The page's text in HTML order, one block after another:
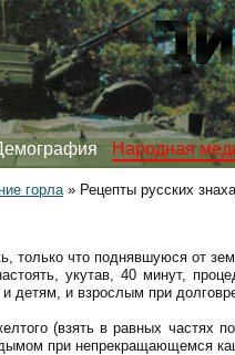
Народная
горла» Рецепты русских
только что поднявшуюся от
укутав, 40 минут,
детям, и взрослым при
(взять в равных частях
при непрекращающемся